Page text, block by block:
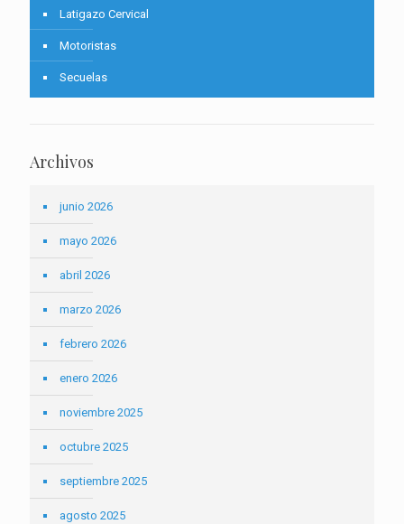
Latigazo Cervical
Motoristas
Secuelas
Archivos
junio 2026
mayo 2026
abril 2026
marzo 2026
febrero 2026
enero 2026
noviembre 2025
octubre 2025
septiembre 2025
agosto 2025